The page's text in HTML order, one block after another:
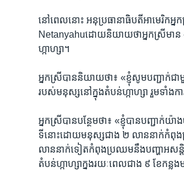
នៅ​ពេល​នោះ អនុ​ប្រធានាធិបតី​អាមេរិក​អ្
Netanyahuដោយ​និយាយ​ថា​អ្នកស្រី​មាន
ហ្កាហ្សា។
អ្នកស្រី​បាន​និយាយ​ថា៖ «ខ្ញុំ​សូម​បញ្ជាក់​ជា
របស់​មនុស្ស​នៅ​ក្នុង​តំបន់​ហ្កាហ្សា រួមទាំង​
អ្នកស្រី​បាន​បន្ថែម​ថា៖ «ខ្ញុំ​បាន​បញ្ជាក់​យ៉
ទីនោះ​ដោយ​មនុស្ស​ជាង ២ លាន​នាក់​កំពុង​
លាន​នាក់​ទៀត​កំពុង​ប្រឈម​នឹង​បញ្ហា​អសន្តិ
តំបន់​ហ្កាហ្សា​ក្នុង​រយៈពេល​ជាង ៩ ខែ​កន្